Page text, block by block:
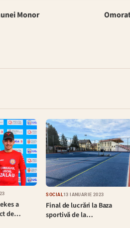
Monor
a
de…
SOCIAL 13 IANUARIE 2023
Final de lucrări la Baza
sportivă de la…